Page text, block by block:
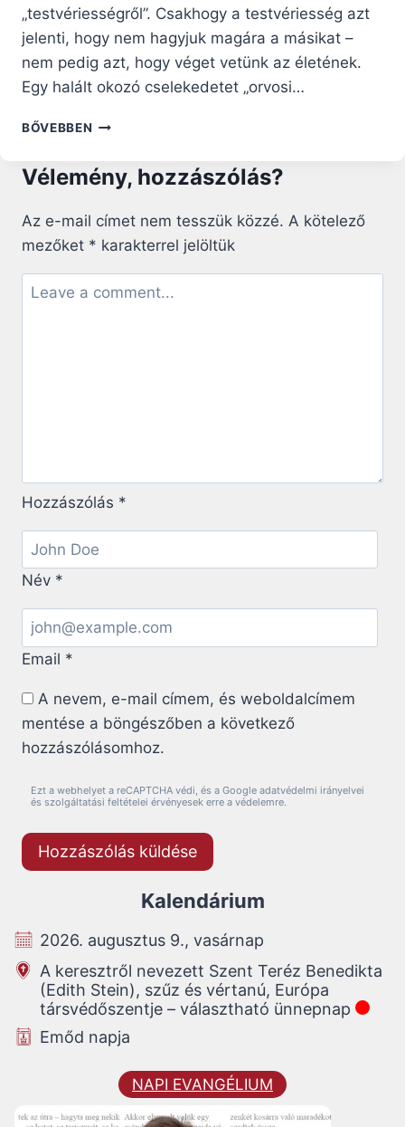
„testvériességről”. Csakhogy a testvériesség azt
jelenti, hogy nem hagyjuk magára a másikat –
nem pedig azt, hogy véget vetünk az életének.
Egy halált okozó cselekedetet „orvosi…
BŐVEBBEN AZ
–
SZAVAKBA
CSOMAGOLT
MANIPULÁCIÓ
Vélemény, hozzászólás?
Az e-mail címet nem tesszük közzé. A kötelező
mezőket * karakterrel jelöltük
Hozzászólás *
Név *
Email *
A nevem, e-mail címem, és weboldalcímem
mentése a böngészőben a következő
hozzászólásomhoz.
Ezt a webhelyet a reCAPTCHA védi, és a Google adatvédelmi irányelvei
és szolgáltatási feltételei érvényesek erre a védelemre.
Kalendárium
2026. augusztus 9., vasárnap
A keresztről nevezett Szent Teréz Benedikta
(Edith Stein), szűz és vértanú, Európa
társvédőszentje – választható ünnepnap
Emőd napja
NAPI EVANGÉLIUM